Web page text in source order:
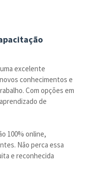
excelente
conhecimentos e
Com opções em
de
100% online,
Não perca essa
e reconhecida